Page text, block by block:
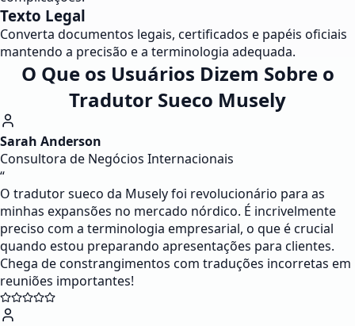
Texto Legal
Converta documentos legais, certificados e papéis oficiais
mantendo a precisão e a terminologia adequada.
O Que os Usuários Dizem Sobre o
Tradutor Sueco Musely
Sarah Anderson
Consultora de Negócios Internacionais
“
O tradutor sueco da Musely foi revolucionário para as
minhas expansões no mercado nórdico. É incrivelmente
preciso com a terminologia empresarial, o que é crucial
quando estou preparando apresentações para clientes.
Chega de constrangimentos com traduções incorretas em
reuniões importantes!